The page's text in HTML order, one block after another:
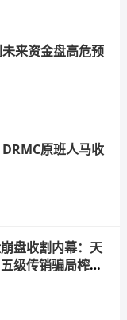
来资金盘高危预
原班人马收
盘收割内幕：天
级传销骗局榨干